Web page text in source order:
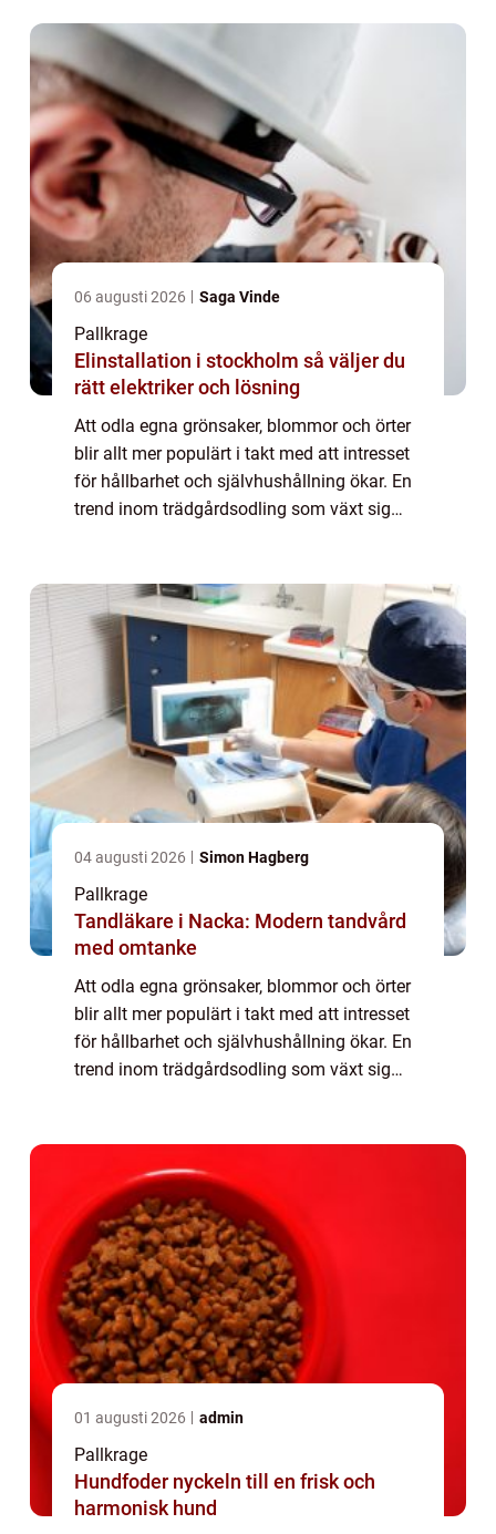
06 augusti 2026 Saga Vinde
Pallkrage
Elinstallation i stockholm så väljer du
rätt elektriker och lösning
Att odla egna grönsaker, blommor och örter
blir allt mer populärt i takt med att intresset
för hållbarhet och självhushållning ökar. En
trend inom trädgårdsodling som växt sig
04 augusti 2026 Simon Hagberg
Pallkrage
Tandläkare i Nacka: Modern tandvård
med omtanke
Att odla egna grönsaker, blommor och örter
blir allt mer populärt i takt med att intresset
för hållbarhet och självhushållning ökar. En
trend inom trädgårdsodling som växt sig
01 augusti 2026 admin
Pallkrage
Hundfoder nyckeln till en frisk och
harmonisk hund